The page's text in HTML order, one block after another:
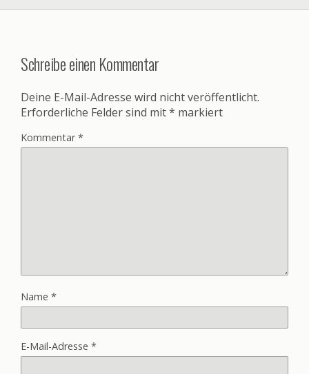
Schreibe einen Kommentar
Deine E-Mail-Adresse wird nicht veröffentlicht.
Erforderliche Felder sind mit* markiert
Kommentar*
Name *
E-Mail-Adresse *